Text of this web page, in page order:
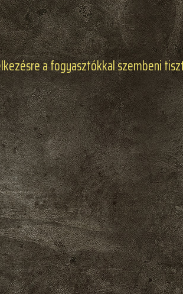
a fogyasztókkal szembeni